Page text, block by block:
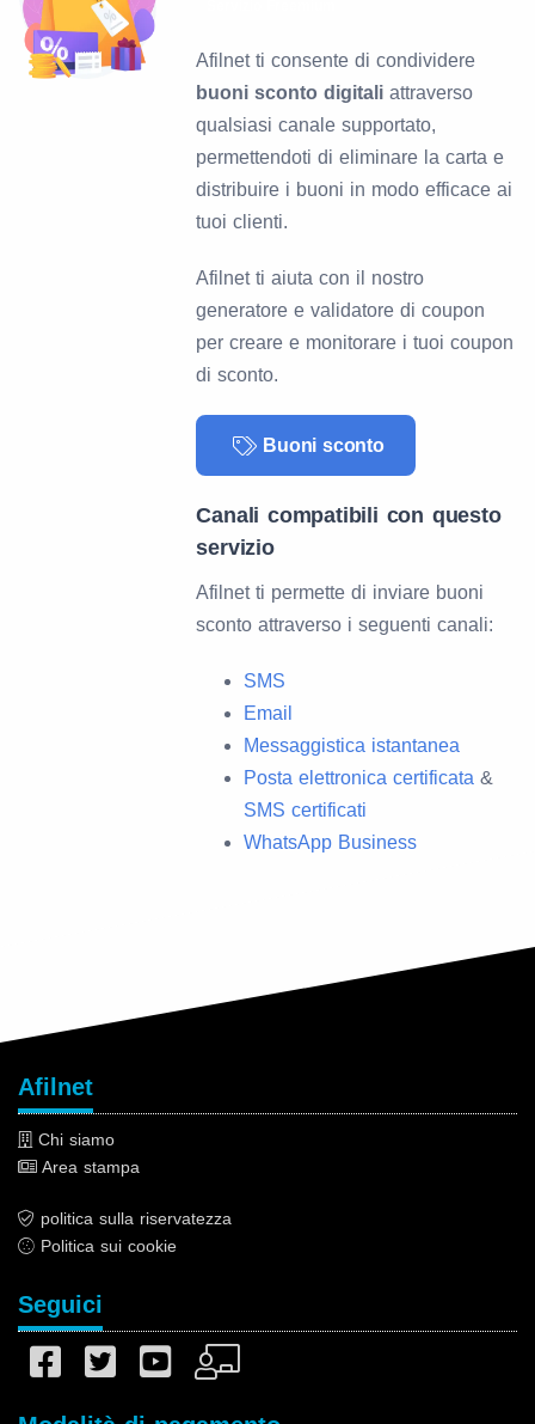
Afilnet ti consente di condividere
buoni sconto digitali attraverso
qualsiasi canale supportato,
permettendoti di eliminare la carta e
distribuire i buoni in modo efficace ai
tuoi clienti.
Afilnet ti aiuta con il nostro
generatore e validatore di coupon
per creare e monitorare i tuoi coupon
di sconto.
Buoni sconto
Canali compatibili con questo
servizio
Afilnet ti permette di inviare buoni
sconto attraverso i seguenti canali:
SMS
Email
Messaggistica istantanea
Posta elettronica certificata &
SMS certificati
WhatsApp Business
Afilnet
Chi siamo
Area stampa
politica sulla riservatezza
Politica sui cookie
Seguici